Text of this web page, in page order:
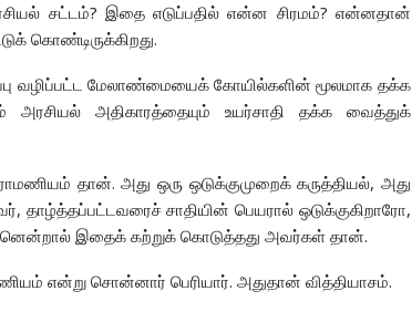
சட்டம்? இதை எடுப்பதில் என்ன சிரமம்? என்னதான்
கொண்டிருக்கிறது.
வழிப்பட்ட மேலாண்மையைக் கோயில்களின் மூலமாக தக்க
அதிகாரத்தையும் உயர்சாதி தக்க வைத்துக்
தான். அது ஒரு ஒடுக்குமுறைக் கருத்தியல், அது
தாழ்த்தப்பட்டவரைச் சாதியின் பெயரால் ஒடுக்குகிறாரோ,
ஏனென்றால் இதைக் கற்றுக் கொடுத்தது அவர்கள் தான்.
என்று சொன்னார் பெரியார். அதுதான் வித்தியாசம்.